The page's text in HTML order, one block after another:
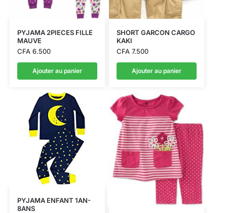
PYJAMA 2PIECES FILLE
MAUVE
CFA6.500
Ajouter au panier
SHORT GARCON CARGO
KAKI
CFA7.500
Ajouter au panier
PYJAMA ENFANT 1AN-
8ANS